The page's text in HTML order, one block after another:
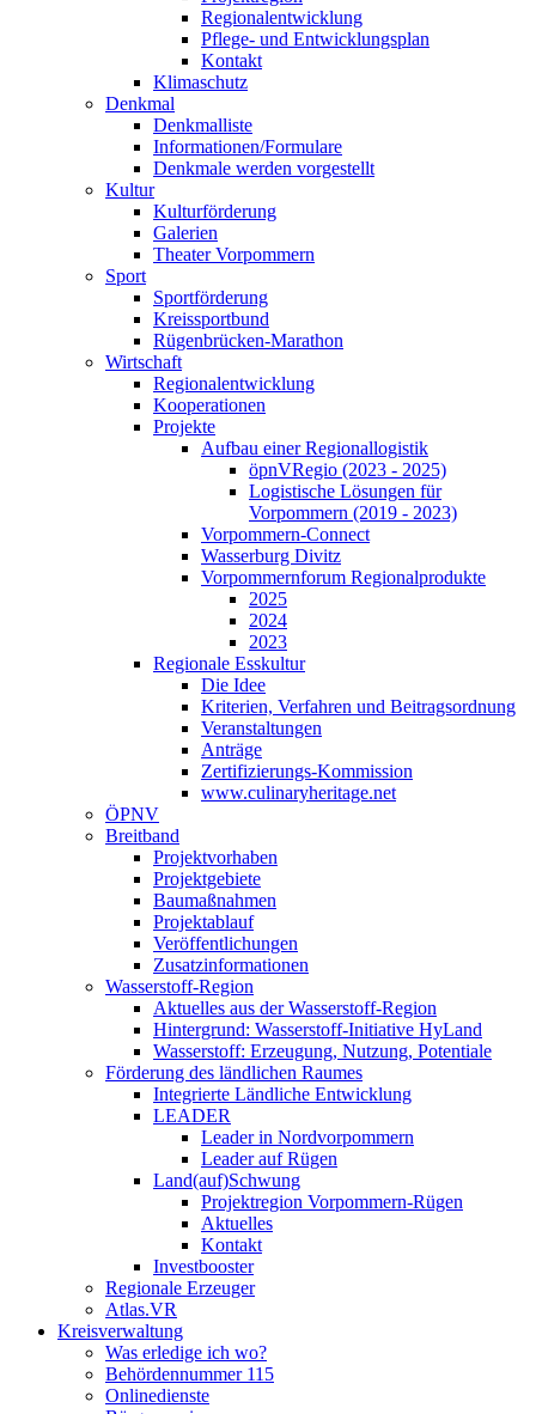
Regionalentwicklung
Pflege- und Entwicklungsplan
Kontakt
Klimaschutz
Denkmal
Denkmalliste
Informationen/Formulare
Denkmale werden vorgestellt
Kultur
Kulturförderung
Galerien
Theater Vorpommern
Sport
Sportförderung
Kreissportbund
Rügenbrücken-Marathon
Wirtschaft
Regionalentwicklung
Kooperationen
Projekte
Aufbau einer Regionallogistik
öpnVRegio (2023 - 2025)
Logistische Lösungen­ für
Vorpommern (2019 - 2023)
Vorpommern-Connect
Wasserburg Divitz
Vorpommernforum Regionalprodukte
2025
2024
2023
Regionale Esskultur
Die Idee
Kriterien, Verfahren und Beitragsordnung
Veranstaltungen
Anträge
Zertifizierungs-Kommission
www.culinaryheritage.net
ÖPNV
Breitband
Projektvorhaben
Projektgebiete
Baumaßnahmen
Projektablauf
Veröffentlichungen
Zusatzinformationen
Wasserstoff-Region
Aktuelles aus der Wasserstoff-Region
Hintergrund: Wasserstoff-Initiative HyLand
Wasserstoff: Erzeugung, Nutzung, Potentiale
Förderung des ländlichen Raumes
Integrierte Ländliche Entwicklung
LEADER
Leader in Nordvorpommern
Leader auf Rügen
Land(auf)Schwung
Projektregion Vorpommern-Rügen
Aktuelles
Kontakt
Investbooster
Regionale Erzeuger
Atlas.VR
Kreisverwaltung
Was erledige ich wo?
Behördennummer 115
Onlinedienste